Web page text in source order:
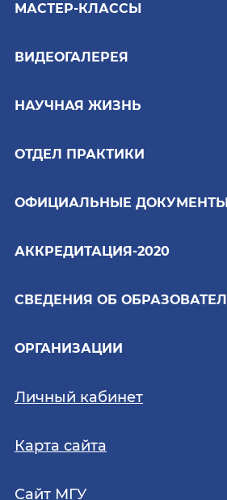
МАСТЕР-КЛАССЫ
ВИДЕОГАЛЕРЕЯ
НАУЧНАЯ ЖИЗНЬ
ОТДЕЛ ПРАКТИКИ
ОФИЦИАЛЬНЫЕ ДОКУМЕНТЫ
АККРЕДИТАЦИЯ-2020
СВЕДЕНИЯ ОБ
ОРГАНИЗАЦИИ
Личный кабинет
Карта сайта
Сайт МГУ